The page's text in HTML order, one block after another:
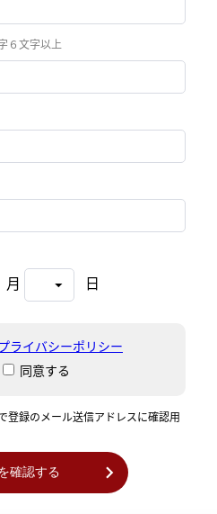
６文字以上
月 日
ライバシーポリシー
同意する
登録のメール送信アドレスに確認用
確認する